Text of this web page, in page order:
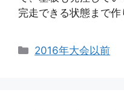
完走できる状態まで作
カ
2016年大会以前